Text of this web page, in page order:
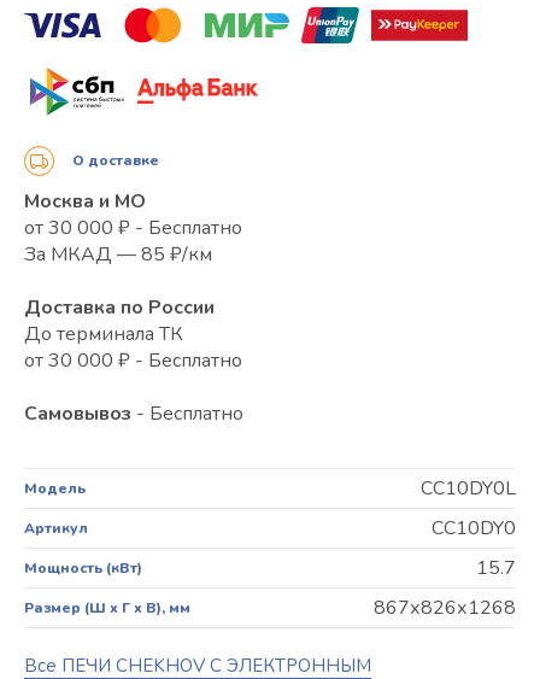
Модель CC10DY0L
Артикул CC10DY0
Мощность (кВт) 15.7
Размер (Ш х Г х В), мм 867х826х1268
Все ПЕЧИ CHEKHOV С ЭЛЕКТРОННЫМ
О доставке
Москва и МО
от 30 000 ₽ - Бесплатно
За МКАД — 85 ₽/км
Доставка по России
До терминала ТК
от 30 000 ₽ - Бесплатно
Самовывоз - Бесплатно